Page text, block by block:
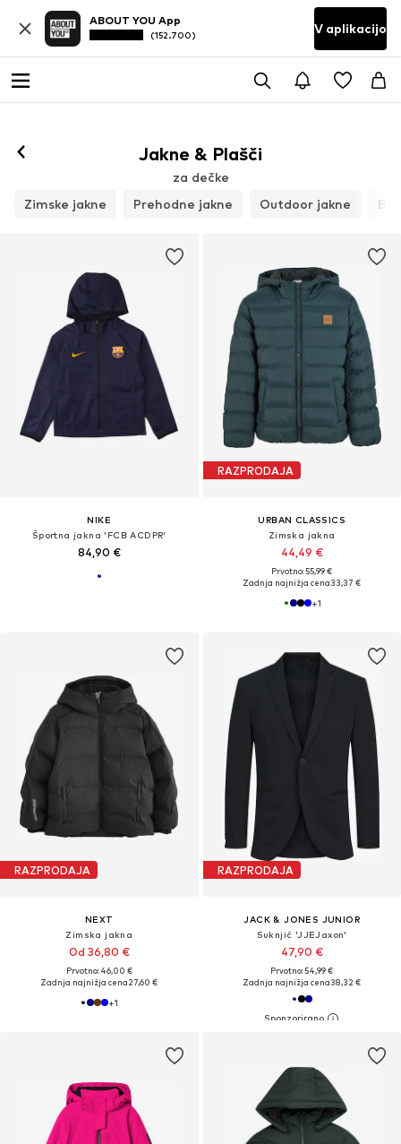
ABOUT YOU App
(152.700) V aplikacijo
Jakne & Plašči
za dečke
Zimske jakne
Prehodne jakne Outdoor jakne
NIKE
Športna jakna 'FCB ACDPR'
84,90 €
RAZPRODAJA
URBAN CLASSICS
Zimska jakna
44,49 €
Prvotno: 55,99 €
Zadnja najnižja cena33,37 €
+1
RAZPRODAJA
NEXT
Zimska jakna
Od 36,80 €
Prvotno: 46,00 €
Zadnja najnižja cena27,60 €
+1
RAZPRODAJA
JACK & JONES JUNIOR
Suknjič 'JJEJaxon'
47,90 €
Prvotno: 54,99 €
Zadnja najnižja cena38,32 €